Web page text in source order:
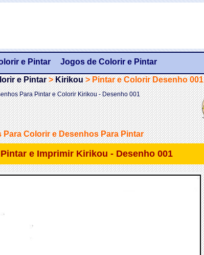
e Pintar Jogos de Colorir e Pintar
e Pintar>Kirikou>Pintar e Colorir Desenho 001
Para Pintar e Colorir Kirikou - Desenho 001
Para Colorir e Desenhos Para Pintar
e Imprimir Kirikou - Desenho 001